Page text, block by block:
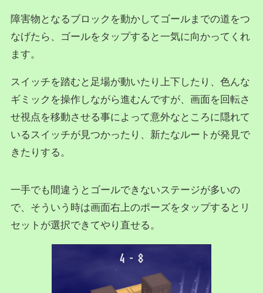
障害物となるブロックを動かしてゴールまでの道をつ
なげたら、ゴールをタップすると一気に向かってくれ
ます。
スイッチを踏むと足場が動いたり上下したり、色んな
ギミックを操作しながら進むんですが、画面を回転さ
せ視点を移動させる事によって意外なところに隠れて
いるスイッチが見つかったり、新たなルートが発見で
きたりする。
一手でも間違うとゴールできないステージが多いの
で、そういう時は画面右上のポーズをタップするとリ
セットが選択できてやり直せる。